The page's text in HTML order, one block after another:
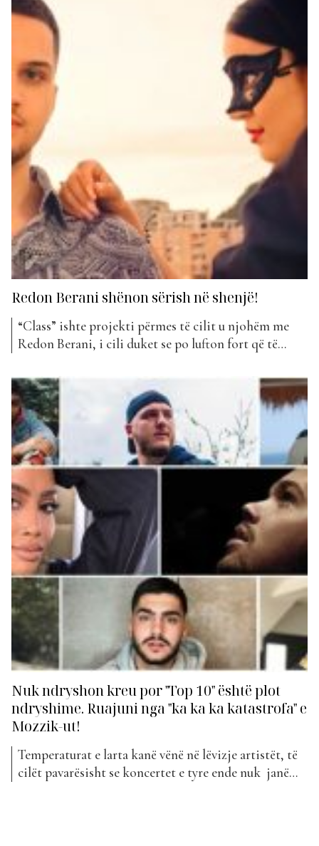
Redoni na ka zbuluar pak më shumë. 1. Pse ky...
Redon Berani shënon sërish në shenjë!
“Class” ishte projekti përmes të cilit u njohëm me
Redon Berani, i cili duket se po lufton fort që të
muzikor shqiptar. Ndërkohë që projekti i parë e solli
në zhanerin e “Hip Hop” dhe me një projekt i
realizuar më...
Nuk ndryshon kreu por "Top 10" është plot
ndryshime. Ruajuni nga "ka ka ka katastrofa" e
Mozzik-ut!
Temperaturat e larta kanë vënë në lëvizje artistët, të
cilët pavarësisht se koncertet e tyre ende nuk janë